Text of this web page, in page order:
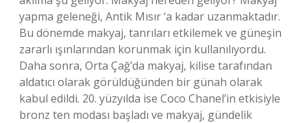
yapma geleneği, Antik Mısır ‘a kadar uzanmaktadır.
Bu dönemde makyaj, tanrıları etkilemek ve güneşin
zararlı ışınlarından korunmak için kullanılıyordu.
Daha sonra, Orta Çağ’da makyaj, kilise tarafından
aldatıcı olarak görüldüğünden bir günah olarak
kabul edildi. 20. yüzyılda ise Coco Chanel’in etkisiyle
bronz ten modası başladı ve makyaj, gündelik